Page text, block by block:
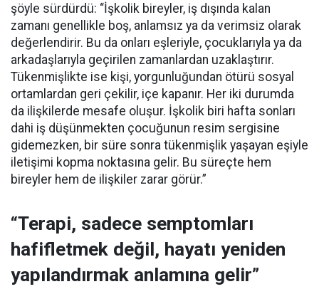
şöyle sürdürdü: “İşkolik bireyler, iş dışında kalan
zamanı genellikle boş, anlamsız ya da verimsiz olarak
değerlendirir. Bu da onları eşleriyle, çocuklarıyla ya da
arkadaşlarıyla geçirilen zamanlardan uzaklaştırır.
Tükenmişlikte ise kişi, yorgunluğundan ötürü sosyal
ortamlardan geri çekilir, içe kapanır. Her iki durumda
da ilişkilerde mesafe oluşur. İşkolik biri hafta sonları
dahi iş düşünmekten çocuğunun resim sergisine
gidemezken, bir süre sonra tükenmişlik yaşayan eşiyle
iletişimi kopma noktasına gelir. Bu süreçte hem
bireyler hem de ilişkiler zarar görür.”
“Terapi, sadece semptomları
hafifletmek değil, hayatı yeniden
yapılandırmak anlamına gelir”